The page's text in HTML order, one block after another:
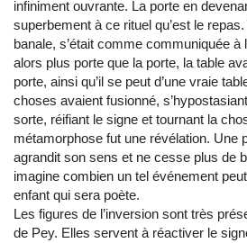
infiniment ouvrante. La porte en
superbement à ce rituel qu’est le
banale, s’était comme communiquée
alors plus porte que la porte, la table
porte, ainsi qu’il se peut d’une vraie
choses avaient fusionné,
sorte, réifiant le signe et tournant la
métamorphose fut une révélation. Une
agrandit son sens et ne cesse plus de
imagine combien un tel événement
enfant qui sera poète.
Les figures de l’inversion sont très
de Pey. Elles servent à réactiver le